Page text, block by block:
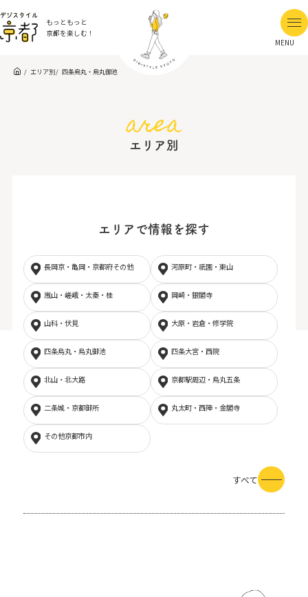
もっともっと
京都を楽しむ！
MENU
エリア別 四条烏丸・烏丸御池
area
エリア別
エリアで情報を探す
長岡京・亀岡・京都府その他 河原町・祇園・東山
嵐山・嵯峨・太秦・桂 岡崎・銀閣寺
山科・伏見 大原・岩倉・修学院
四条烏丸・烏丸御池 四条大宮・西院
北山・北大路 京都駅周辺・烏丸五条
二条城・京都御所 丸太町・西陣・金閣寺
その他京都市内
すべて